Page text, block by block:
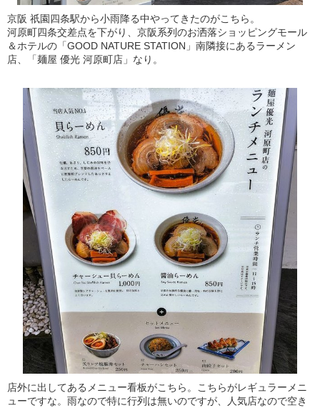
京阪 祇園四条駅から小雨降る中やってきたのがこちら。
河原町四条交差点を下がり、京阪系列のお洒落ショッピングモール
＆ホテルの「GOOD NATURE STATION」南隣接にあるラーメン
店、「麺屋 優光 河原町店」なり。
店外に出してあるメニュー看板がこちら。こちらがレギュラーメニ
ューですな。雨なので特に行列は無いのですが、人気店なので空き